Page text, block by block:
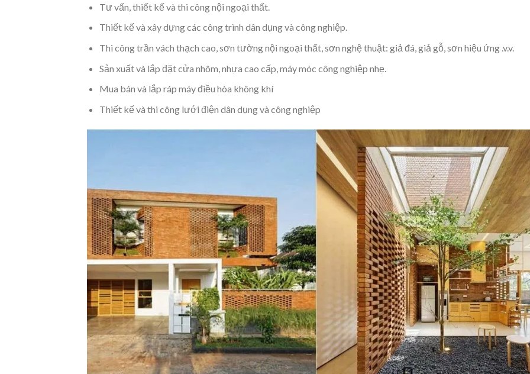
Tư vấn, thiết kế và thi công nội ngoại thất.
Thiết kế và xây dựng các công trình dân dụng và công nghiệp.
Thi công trần vách thạch cao, sơn tường nội ngoại thất, sơn nghệ thuật: giả đá, giả gỗ, sơn hiệu ứng .v.v.
Sản xuất và lắp đặt cửa nhôm, nhựa cao cấp, máy móc công nghiệp nhẹ.
Mua bán và lắp ráp máy điều hòa không khí
Thiết kế và thi công lưới điện dân dụng và công nghiệp